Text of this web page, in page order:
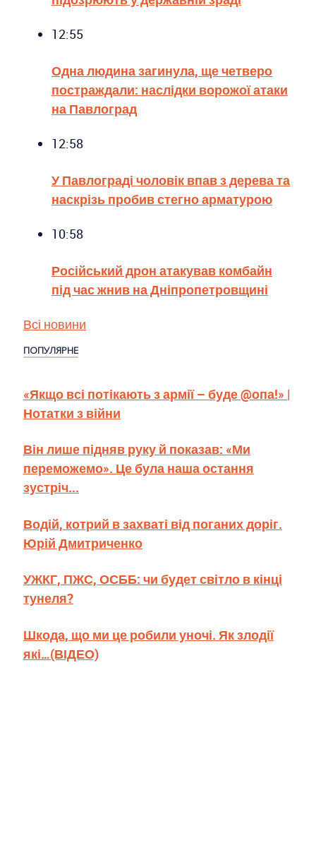
12:55
Одна людина загинула, ще четверо
постраждали: наслідки ворожої атаки
на Павлоград
12:58
У Павлограді чоловік впав з дерева та
наскрізь пробив стегно арматурою
10:58
Російський дрон атакував комбайн
під час жнив на Дніпропетровщині
Всі новини
ПОПУЛЯРНЕ
«Якщо всі потікають з армії – буде @опа!» |
Нотатки з війни
Він лише підняв руку й показав: «Ми
переможемо». Це була наша остання
зустріч...
Водій, котрий в захваті від поганих доріг.
Юрій Дмитриченко
УЖКГ, ПЖС, ОСББ: чи будет світло в кінці
тунеля?
Шкода, що ми це робили уночі. Як злодії
які…(ВІДЕО)